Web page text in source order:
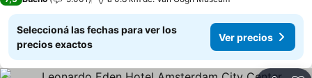
Seleccioná las fechas para ver los
precios exactos
Ver precios